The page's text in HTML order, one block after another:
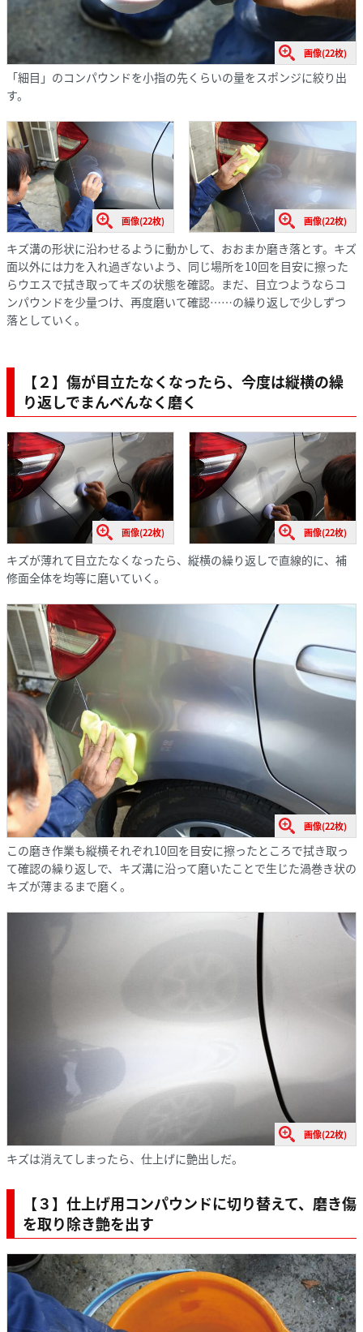
画像(22枚)
「細目」のコンパウンドを小指の先くらいの量をスポンジに絞り出
す。
画像(22枚) 画像(22枚)
キズ溝の形状に沿わせるように動かして、おおまか磨き落とす。キズ
面以外には力を入れ過ぎないよう、同じ場所を10回を目安に擦った
らウエスで拭き取ってキズの状態を確認。まだ、目立つようならコ
ンパウンドを少量つけ、再度磨いて確認……の繰り返しで少しずつ
落としていく。
【２】傷が目立たなくなったら、今度は縦横の繰
り返しでまんべんなく磨く
画像(22枚) 画像(22枚)
キズが薄れて目立たなくなったら、縦横の繰り返しで直線的に、補
修面全体を均等に磨いていく。
画像(22枚)
この磨き作業も縦横それぞれ10回を目安に擦ったところで拭き取っ
て確認の繰り返しで、キズ溝に沿って磨いたことで生じた渦巻き状の
キズが薄まるまで磨く。
画像(22枚)
キズは消えてしまったら、仕上げに艶出しだ。
【３】仕上げ用コンパウンドに切り替えて、磨き傷
を取り除き艶を出す